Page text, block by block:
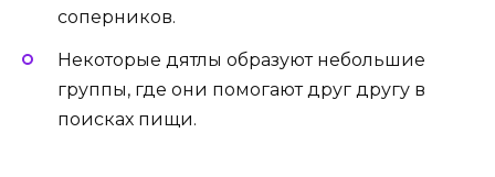
соперников.
Некоторые дятлы образуют небольшие
группы, где они помогают друг другу в
поисках пищи.